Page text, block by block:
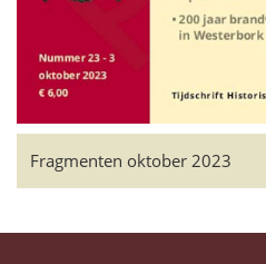
Fragmenten oktober 2023